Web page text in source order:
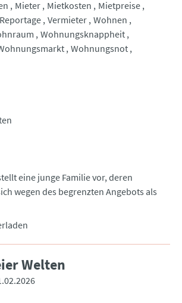
Mieter Mietkosten
Mietpreise
Reportage Vermieter Wohnen
Wohnungsknappheit
Wohnungsnot
eine junge Familie vor, deren
wegen des begrenzten Angebots als
Welten